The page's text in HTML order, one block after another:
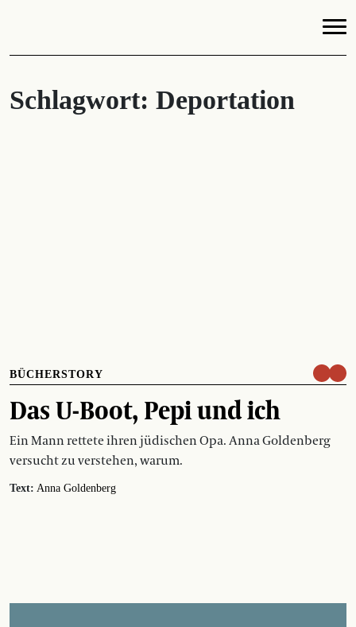
Schlagwort: Deportation
BÜCHERSTORY
Das U-Boot, Pepi und ich
Ein Mann rettete ihren jüdischen Opa. Anna Goldenberg
versucht zu verstehen, warum.
Text: Anna Goldenberg